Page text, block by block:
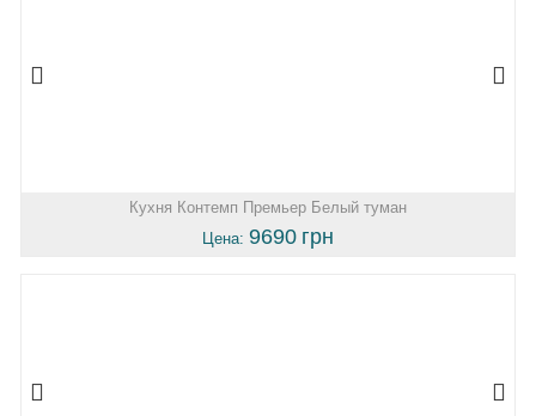
Кухня Контемп Премьер Белый туман
Цена: 9690 грн